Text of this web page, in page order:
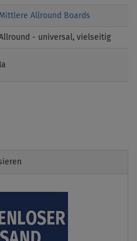
Mittlere Allround Boards
- universal, vielseitig
Ja